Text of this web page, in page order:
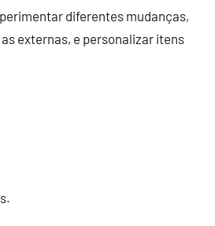
diferentes mudanças,
externas, e personalizar itens